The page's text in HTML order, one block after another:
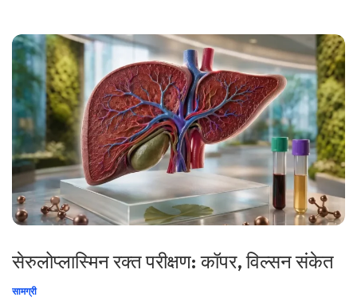
सेरुलोप्लास्मिन रक्त परीक्षण: कॉपर, विल्सन संकेत
सामग्री